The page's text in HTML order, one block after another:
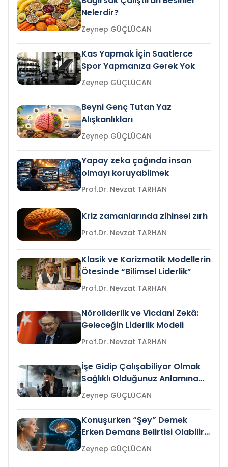
Nelerdir?
Zeynep GÜÇLÜCAN
Kas Yapmak İçin Saatlerce
Spor Yapmanıza Gerek Yok
Zeynep GÜÇLÜCAN
Beyni Genç Tutan Yaz
Alışkanlıkları
Zeynep GÜÇLÜCAN
Yapay zeka çağında insan
olmayı koruyabilmek
Prof.Dr. Nevzat TARHAN
Kriz zamanlarında zihinsel zırh
Prof.Dr. Nevzat TARHAN
Klasik ve Karizmatik Modellerin
Ötesinde “Bilimsel Liderlik”
Prof.Dr. Nevzat TARHAN
Nöroliderlik ve Vicdani Zekâ:
Geleceğin Liderlik Modeli
Prof.Dr. Nevzat TARHAN
İşe Gidip Çalışabiliyor Olmak
Sağlıklı Olduğunuz Anlamına
Gelir mi?Zeynep GÜÇLÜCAN
Konuşurken “Şey” Demek
Erken Demans Belirtisi Olabilir
mi?
Zeynep GÜÇLÜCAN